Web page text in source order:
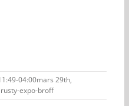
04:00mars 29th,
expo-broff